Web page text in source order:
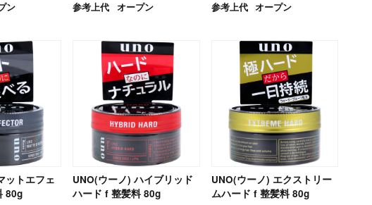
ン 参考上代 オープン 参考上代 オープン
ットエフェ
80g
UNO(ウーノ) ハイブリッド
ハード f 整髪料 80g
UNO(ウーノ) エクストリー
ムハード f 整髪料 80g